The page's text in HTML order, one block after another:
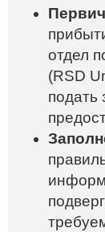
отдел
(RSD
подать